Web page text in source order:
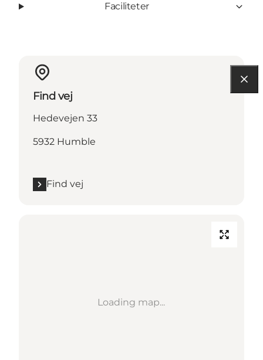
Faciliteter
Find vej
Hedevejen 33
5932 Humble
Find vej
Loading map...